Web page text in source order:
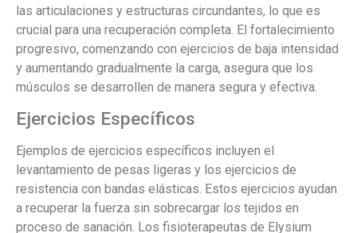
las articulaciones y estructuras circundantes, lo que es
crucial para una recuperación completa. El fortalecimiento
progresivo, comenzando con ejercicios de baja intensidad
y aumentando gradualmente la carga, asegura que los
músculos se desarrollen de manera segura y efectiva.
Ejercicios Específicos
Ejemplos de ejercicios específicos incluyen el
levantamiento de pesas ligeras y los ejercicios de
resistencia con bandas elásticas. Estos ejercicios ayudan
a recuperar la fuerza sin sobrecargar los tejidos en
proceso de sanación. Los fisioterapeutas de Elysium